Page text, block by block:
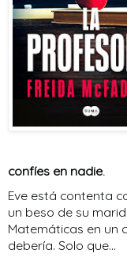
confíes en nadie.
Eve está contenta
un beso de su
Matemáticas en un
debería. Solo que...